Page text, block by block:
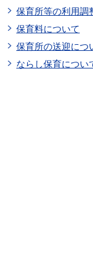
保育所等の利用調
保育料について
保育所の送迎につ
ならし保育につい